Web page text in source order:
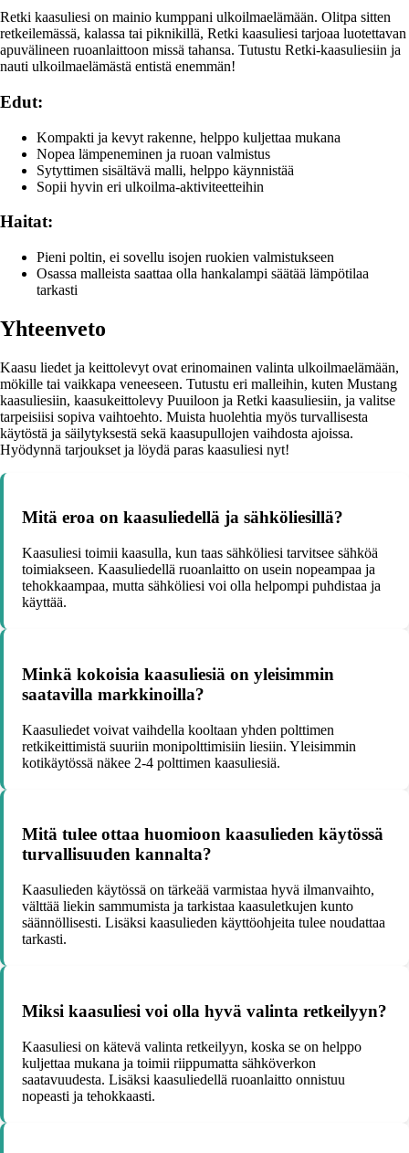
Retki kaasuliesi on mainio kumppani ulkoilmaelämään. Olitpa sitten
retkeilemässä, kalassa tai piknikillä, Retki kaasuliesi tarjoaa luotettavan
apuvälineen ruoanlaittoon missä tahansa. Tutustu Retki-kaasuliesiin ja
nauti ulkoilmaelämästä entistä enemmän!
Edut:
Kompakti ja kevyt rakenne, helppo kuljettaa mukana
Nopea lämpeneminen ja ruoan valmistus
Sytyttimen sisältävä malli, helppo käynnistää
Sopii hyvin eri ulkoilma-aktiviteetteihin
Haitat:
Pieni poltin, ei sovellu isojen ruokien valmistukseen
Osassa malleista saattaa olla hankalampi säätää lämpötilaa
tarkasti
Yhteenveto
Kaasu liedet ja keittolevyt ovat erinomainen valinta ulkoilmaelämään,
mökille tai vaikkapa veneeseen. Tutustu eri malleihin, kuten Mustang
kaasuliesiin, kaasukeittolevy Puuiloon ja Retki kaasuliesiin, ja valitse
tarpeisiisi sopiva vaihtoehto. Muista huolehtia myös turvallisesta
käytöstä ja säilytyksestä sekä kaasupullojen vaihdosta ajoissa.
Hyödynnä tarjoukset ja löydä paras kaasuliesi nyt!
Mitä eroa on kaasuliedellä ja sähköliesillä?
Kaasuliesi toimii kaasulla, kun taas sähköliesi tarvitsee sähköä
toimiakseen. Kaasuliedellä ruoanlaitto on usein nopeampaa ja
tehokkaampaa, mutta sähköliesi voi olla helpompi puhdistaa ja
käyttää.
Minkä kokoisia kaasuliesiä on yleisimmin
saatavilla markkinoilla?
Kaasuliedet voivat vaihdella kooltaan yhden polttimen
retkikeittimistä suuriin monipolttimisiin liesiin. Yleisimmin
kotikäytössä näkee 2-4 polttimen kaasuliesiä.
Mitä tulee ottaa huomioon kaasulieden käytössä
turvallisuuden kannalta?
Kaasulieden käytössä on tärkeää varmistaa hyvä ilmanvaihto,
välttää liekin sammumista ja tarkistaa kaasuletkujen kunto
säännöllisesti. Lisäksi kaasulieden käyttöohjeita tulee noudattaa
tarkasti.
Miksi kaasuliesi voi olla hyvä valinta retkeilyyn?
Kaasuliesi on kätevä valinta retkeilyyn, koska se on helppo
kuljettaa mukana ja toimii riippumatta sähköverkon
saatavuudesta. Lisäksi kaasuliedellä ruoanlaitto onnistuu
nopeasti ja tehokkaasti.